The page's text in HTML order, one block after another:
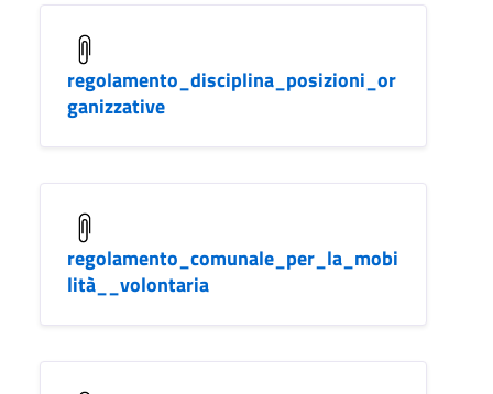
regolamento_disciplina_posizioni_or
ganizzative
regolamento_comunale_per_la_mobi
lità__volontaria